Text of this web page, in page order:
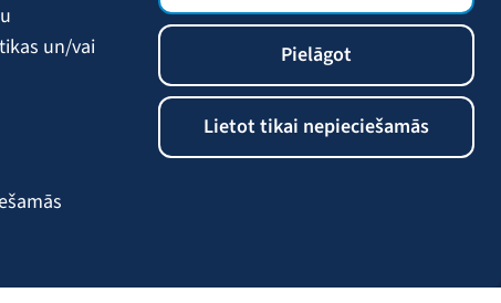
un/vai
Pielāgot
Lietot tikai nepieciešamās
Klientu labumi